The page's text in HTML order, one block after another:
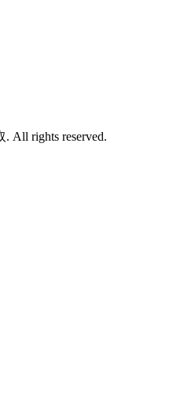
. All rights reserved.